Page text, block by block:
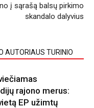
į sąrašą balsų pirkimo
skandalo dalyvius
AUTORIAUS TURINIO
rajono merus:
EP užimtų